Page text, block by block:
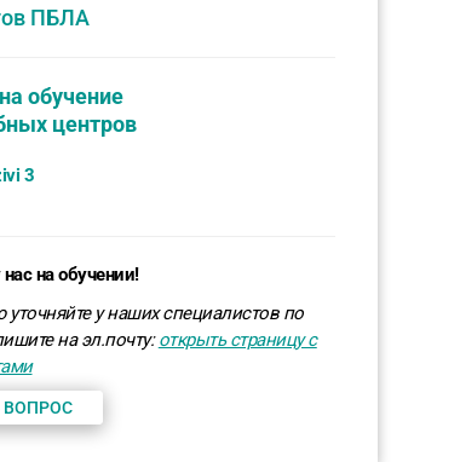
ПБЛА
обучение
центров
на обучении!
у наших специалистов по
на эл.почту:открыть страницу с
ВОПРОС